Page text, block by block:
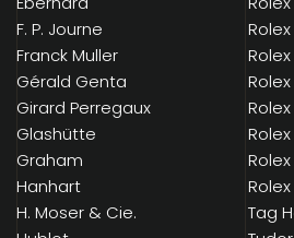
F. P. Journe
Franck Muller
Gérald Genta
Girard Perregaux
Glashütte
Graham
Hanhart
H. Moser & Cie.
Tag